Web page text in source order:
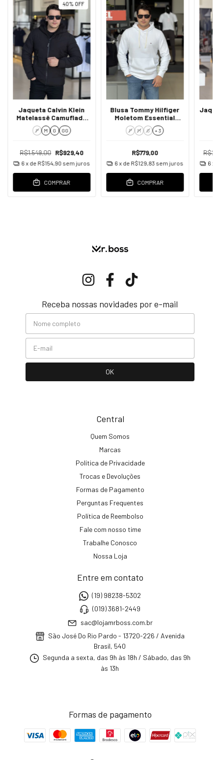
40% OFF
Jaqueta Calvin Klein
Matelassê Camuflada
Masculina
P M G GG
R$1.549,00 R$929,40
6x de R$154,90 sem juros
COMPRAR
Blusa Tommy Hilfiger
Moletom Essential
Fleece Hoo Masculina
P M G + 3
R$779,00
6x de R$129,83 sem juros
COMPRAR
6 x
Receba nossas novidades por e-mail
Central
Quem Somos
Marcas
Política de Privacidade
Trocas e Devoluções
Formas de Pagamento
Perguntas Frequentes
Política de Reembolso
Fale com nosso time
Trabalhe Conosco
Nossa Loja
Entre em contato
(19) 98238-5302
(019) 3681-2449
sac@lojamrboss.com.br
São José Do Rio Pardo - 13720-226 / Avenida
Brasil, 540
Segunda a sexta, das 9h às 18h / Sábado, das 9h
às 13h
Formas de pagamento